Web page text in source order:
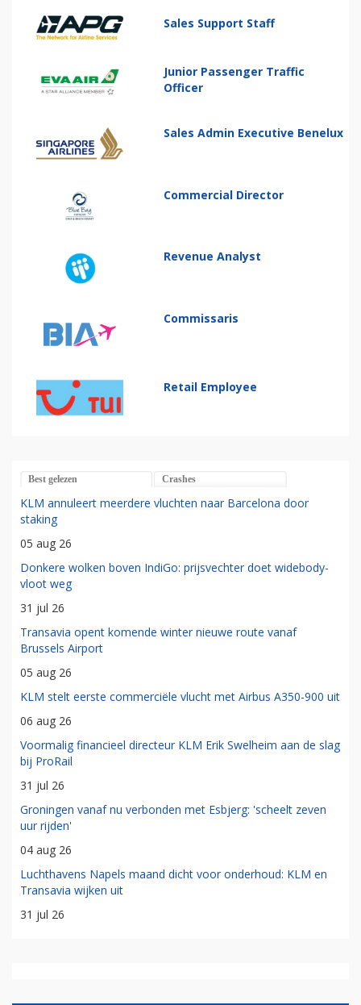
Sales Support Staff
Junior Passenger Traffic
Officer
Sales Admin Executive Benelux
Commercial Director
Revenue Analyst
Commissaris
Retail Employee
Best gelezen Crashes
KLM annuleert meerdere vluchten naar Barcelona door
staking
05 aug 26
Donkere wolken boven IndiGo: prijsvechter doet widebody-
vloot weg
31 jul 26
Transavia opent komende winter nieuwe route vanaf
Brussels Airport
05 aug 26
KLM stelt eerste commerciële vlucht met Airbus A350-900 uit
06 aug 26
Voormalig financieel directeur KLM Erik Swelheim aan de slag
bij ProRail
31 jul 26
Groningen vanaf nu verbonden met Esbjerg: 'scheelt zeven
uur rijden'
04 aug 26
Luchthavens Napels maand dicht voor onderhoud: KLM en
Transavia wijken uit
31 jul 26